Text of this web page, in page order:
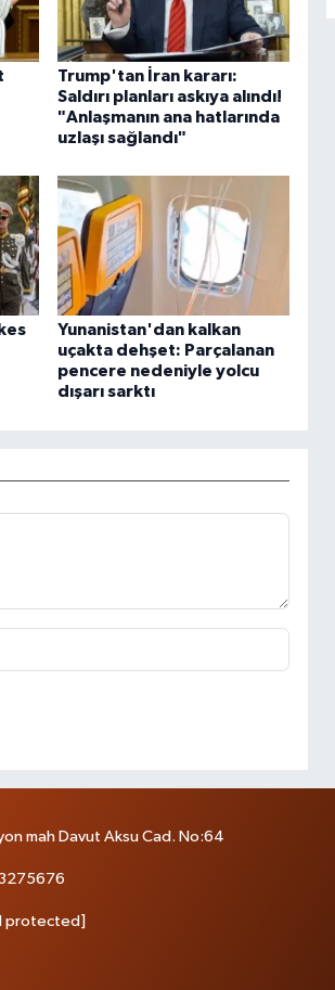
Trump'tan İran kararı:
Saldırı planları askıya alındı!
"Anlaşmanın ana hatlarında
uzlaşı sağlandı"
Yunanistan'dan kalkan
uçakta dehşet: Parçalanan
pencere nedeniyle yolcu
dışarı sarktı
mah Davut Aksu Cad. No:64
protected]